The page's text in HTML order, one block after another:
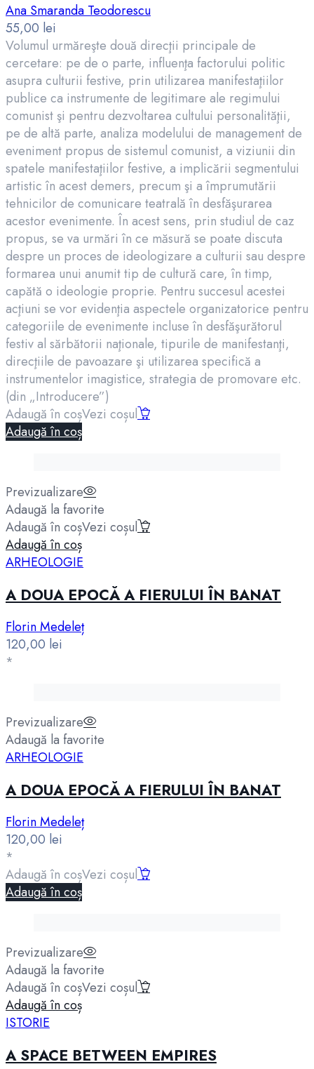
Ana Smaranda Teodorescu
55,00 lei
Volumul urmăreşte două direcţii principale de
cercetare: pe de o parte, influenţa factorului politic
asupra culturii festive, prin utilizarea manifestaţiilor
publice ca instrumente de legitimare ale regimului
comunist şi pentru dezvoltarea cultului personalităţii,
pe de altă parte, analiza modelului de management de
eveniment propus de sistemul comunist, a viziunii din
spatele manifestaţiilor festive, a implicării segmentului
artistic în acest demers, precum şi a împrumutării
tehnicilor de comunicare teatrală în desfăşurarea
acestor evenimente. În acest sens, prin studiul de caz
propus, se va urmări în ce măsură se poate discuta
despre un proces de ideologizare a culturii sau despre
formarea unui anumit tip de cultură care, în timp,
capătă o ideologie proprie. Pentru succesul acestei
acţiuni se vor evidenţia aspectele organizatorice pentru
categoriile de evenimente incluse în desfăşurătorul
festiv al sărbătorii naţionale, tipurile de manifestanţi,
direcţiile de pavoazare şi utilizarea specifică a
instrumentelor imagistice, strategia de promovare etc.
(din „Introducere”)
Adaugă în coșVezi coșul
Adaugă în coș
Previzualizare
Adaugă la favorite
Adaugă în coșVezi coșul
Adaugă în coș
ARHEOLOGIE
A DOUA EPOCĂ A FIERULUI ÎN BANAT
Florin Medeleț
120,00 lei
*
Previzualizare
Adaugă la favorite
ARHEOLOGIE
A DOUA EPOCĂ A FIERULUI ÎN BANAT
Florin Medeleț
120,00 lei
*
Adaugă în coșVezi coșul
Adaugă în coș
Previzualizare
Adaugă la favorite
Adaugă în coșVezi coșul
Adaugă în coș
ISTORIE
A SPACE BETWEEN EMPIRES